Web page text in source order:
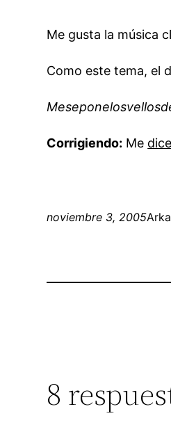
Me gusta la música
Como este tema, el
Corrigiendo: Me
noviembre 3, 2005
8